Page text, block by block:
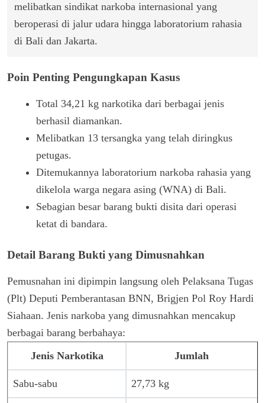
melibatkan sindikat narkoba internasional yang
beroperasi di jalur udara hingga laboratorium rahasia
di Bali dan Jakarta.
Poin Penting Pengungkapan Kasus
Total 34,21 kg narkotika dari berbagai jenis
berhasil diamankan.
Melibatkan 13 tersangka yang telah diringkus
petugas.
Ditemukannya laboratorium narkoba rahasia yang
dikelola warga negara asing (WNA) di Bali.
Sebagian besar barang bukti disita dari operasi
ketat di bandara.
Detail Barang Bukti yang Dimusnahkan
Pemusnahan ini dipimpin langsung oleh Pelaksana Tugas
(Plt) Deputi Pemberantasan BNN, Brigjen Pol Roy Hardi
Siahaan. Jenis narkoba yang dimusnahkan mencakup
berbagai barang berbahaya:
Jenis Narkotika
Jumlah
Sabu-sabu 27,73 kg